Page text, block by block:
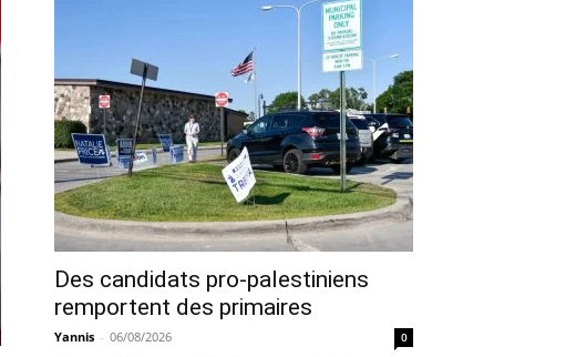
Des candidats pro-palestiniens
remportent des primaires
Yannis - 06/08/2026 0